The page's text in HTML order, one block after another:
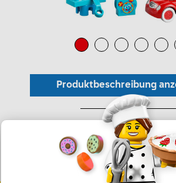
Produktbeschreibung
*Unverbindliche
Die Preisgestaltung liegt im alleinigen